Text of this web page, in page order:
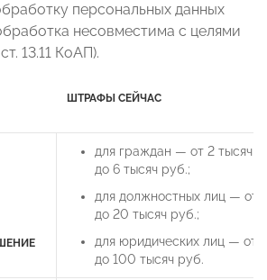
персональных данных
несовместима с целями
13.11 КоАП).
ШТРАФЫ СЕЙЧАС
для граждан — от 2 тысяч
до 6 тысяч руб.;
для должностных лиц — от
до 20 тысяч руб.;
для юридических лиц — от
до 100 тысяч руб.